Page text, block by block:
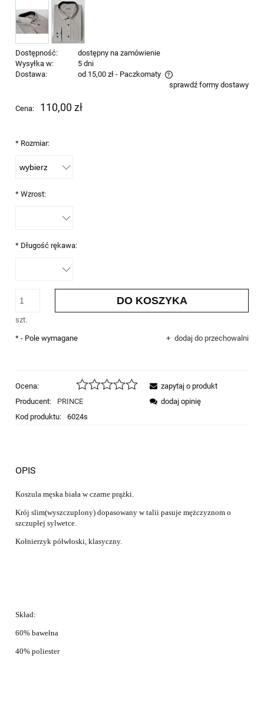
Dostępność:
dostępny na zamówienie
Wysyłka w:
5 dni
Dostawa:
od 15,00 zł - Paczkomaty
Cena nie zawiera ewentualnych kosztów płatnościsprawdź formy dostawy
Cena: 110,00 zł
* Rozmiar:
* Wzrost:
* Długość rękawa:
szt.
DO KOSZYKA
dodaj do przechowalni
* - Pole wymagane
Ocena:
Producent:
PRINCE
Kod produktu:
6024s
zapytaj o produkt
dodaj opinię
OPIS
Koszula męska biała w czarne prążki.
Krój slim(wyszczuplony) dopasowany w talii pasuje mężczyznom o
szczupłej sylwetce.
Kołnierzyk półwłoski, klasyczny.
Skład:
60% bawełna
40% poliester